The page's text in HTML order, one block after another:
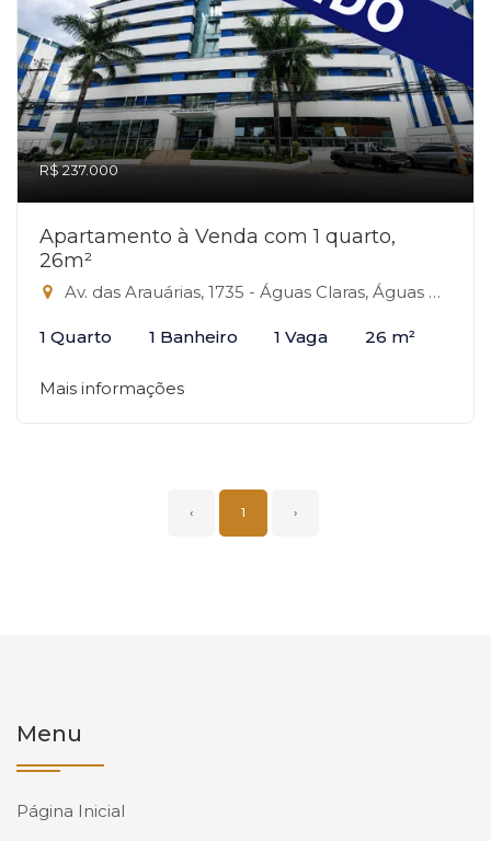
R$ 237.000
Apartamento à Venda com 1 quarto,
26m²
Av. das Arauárias, 1735 - Águas Claras, Águas Claras-DF
1 Quarto 1 Banheiro 1 Vaga 26 m²
Mais informações
‹ 1 ›
Menu
Página Inicial